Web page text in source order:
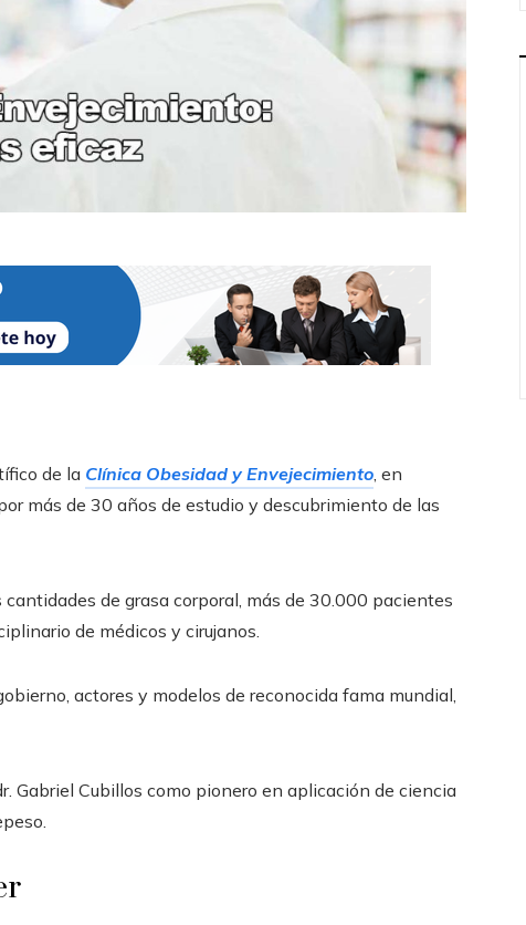
de la Clínica Obesidad y Envejecimiento , en
más de 30 años de estudio y descubrimiento de las
de grasa corporal, más de 30.000 pacientes
de médicos y cirujanos.
actores y modelos de reconocida fama mundial,
Gabriel Cubillos como pionero en aplicación de ciencia